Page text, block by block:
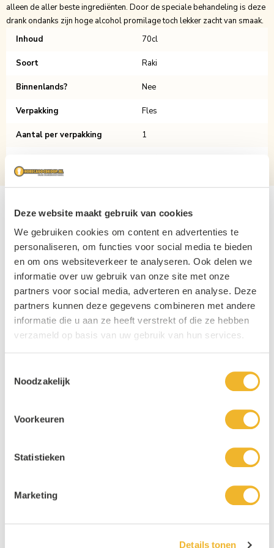
Deze website maakt gebruik van cookies
We gebruiken cookies om content en advertenties te
personaliseren, om functies voor social media te bieden
en om ons websiteverkeer te analyseren. Ook delen we
informatie over uw gebruik van onze site met onze
partners voor social media, adverteren en analyse. Deze
partners kunnen deze gegevens combineren met andere
informatie die u aan ze heeft verstrekt of die ze hebben
verzameld op basis van uw gebruik van hun services.
Noodzakelijk
Voorkeuren
Statistieken
Marketing
Details tonen
alleen de aller beste ingrediënten. Door de speciale behandeling is deze
drank ondanks zijn hoge alcohol promilage toch lekker zacht van smaak.
Inhoud
70cl
Soort Raki
Binnenlands? Nee
Verpakking Fles
Aantal per verpakking 1
Gerelateerde producten
Navigating through the elements of the carousel is possible
Press to skip carousel